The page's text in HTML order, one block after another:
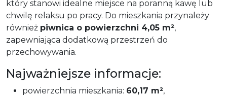
który stanowi idealne miejsce na poranną kawę lub
chwilę relaksu po pracy. Do mieszkania przynależy
również piwnica o powierzchni 4,05 m²,
zapewniająca dodatkową przestrzeń do
przechowywania.
Najważniejsze informacje:
powierzchnia mieszkania: 60,17 m²,